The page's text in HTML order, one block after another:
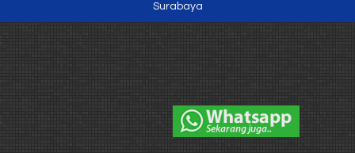
Surabaya